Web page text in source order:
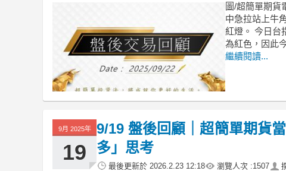
圖/超簡單期貨
中急拉站上牛
紅燈。 今日台
為紅色，因此
繼續閱讀...
9月 2025年
19
9/19 盤後回顧｜超簡單期貨
多」思考
最後更新於 2026.2.23 12:18 瀏覽人次 :1507